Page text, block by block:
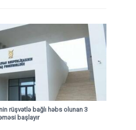
rüşvətlə bağlı həbs olunan 3
başlayır